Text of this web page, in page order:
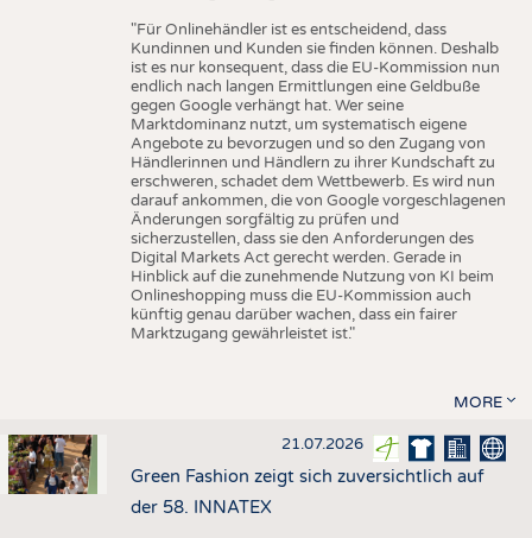
"Für Onlinehändler ist es entscheidend, dass
Kundinnen und Kunden sie finden können. Deshalb
ist es nur konsequent, dass die EU-Kommission nun
endlich nach langen Ermittlungen eine Geldbuße
gegen Google verhängt hat. Wer seine
Marktdominanz nutzt, um systematisch eigene
Angebote zu bevorzugen und so den Zugang von
Händlerinnen und Händlern zu ihrer Kundschaft zu
erschweren, schadet dem Wettbewerb. Es wird nun
darauf ankommen, die von Google vorgeschlagenen
Änderungen sorgfältig zu prüfen und
sicherzustellen, dass sie den Anforderungen des
Digital Markets Act gerecht werden. Gerade in
Hinblick auf die zunehmende Nutzung von KI beim
Onlineshopping muss die EU-Kommission auch
künftig genau darüber wachen, dass ein fairer
Marktzugang gewährleistet ist."
MORE
21.07.2026
Green Fashion zeigt sich zuversichtlich auf
der 58. INNATEX